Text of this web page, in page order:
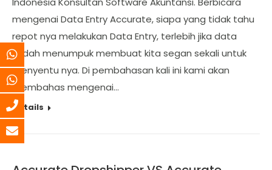
mengenai Data Entry Accurate, siapa yang tidak tahu
repot nya melakukan Data Entry, terlebih jika data
sudah menumpuk membuat kita segan sekali untuk
menyentu nya. Di pembahasan kali ini kami akan
membahas mengenai…
Details